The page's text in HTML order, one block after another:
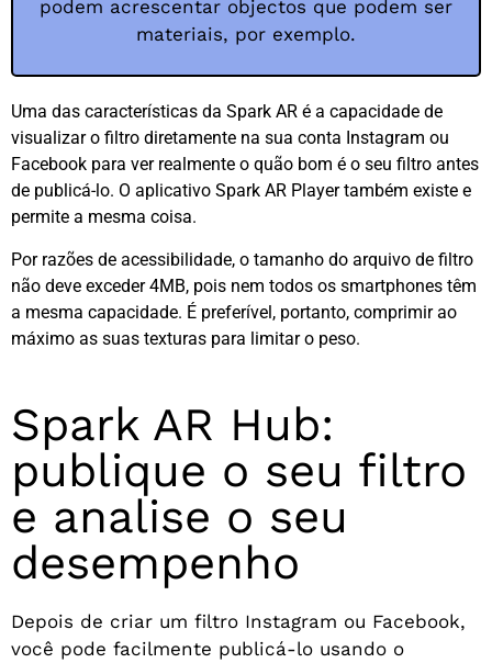
podem acrescentar objectos que podem ser
materiais, por exemplo.
Uma das características da Spark AR é a capacidade de
visualizar o filtro diretamente na sua conta Instagram ou
Facebook para ver realmente o quão bom é o seu filtro antes
de publicá-lo. O aplicativo Spark AR Player também existe e
permite a mesma coisa.
Por razões de acessibilidade, o tamanho do arquivo de filtro
não deve exceder 4MB, pois nem todos os smartphones têm
a mesma capacidade. É preferível, portanto, comprimir ao
máximo as suas texturas para limitar o peso.
Spark AR Hub:
publique o seu filtro
e analise o seu
desempenho
Depois de criar um filtro Instagram ou Facebook,
você pode facilmente publicá-lo usando o